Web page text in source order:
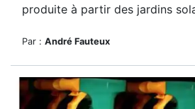
produite à partir des jardins
Par : André Fauteux